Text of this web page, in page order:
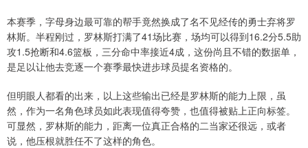
本赛季，字母身边最可靠的帮手竟然换成了名不见经传的勇士弃将罗
林斯。半程刚过，罗林斯打满了41场比赛，场均可以得到16.2分5.5助
攻1.5抢断和4.6篮板，三分命中率接近4成，这份尚且不错的数据单，
是足以让他去竞逐一个赛季最快进步球员提名资格的。
但明眼人都看的出来，以上这些输出已经是罗林斯的能力上限，虽
然，作为一名角色球员如此表现值得夸赞，也值得被贴上正向标签。
可显然，罗林斯的能力，距离一位真正合格的二当家还很远，或者
说，他压根就胜任不了这样的角色。